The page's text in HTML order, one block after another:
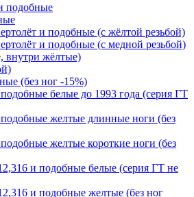
подобные
и подобные (с жёлтой резьбой)
и подобные (с медной резьбой)
внутри жёлтые)
(без ног -15%)
белые до 1993 года (серия ГТ
желтые длинные ноги (без
желтые короткие ноги (без
и подобные белые (серия ГТ не
и подобные желтые (без ног